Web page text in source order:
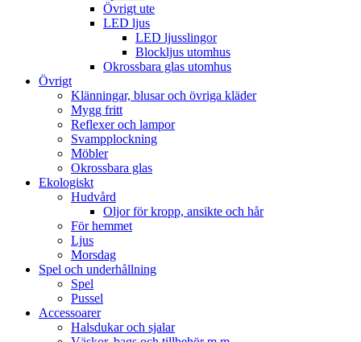
Övrigt ute
LED ljus
LED ljusslingor
Blockljus utomhus
Okrossbara glas utomhus
Övrigt
Klänningar, blusar och övriga kläder
Mygg fritt
Reflexer och lampor
Svampplockning
Möbler
Okrossbara glas
Ekologiskt
Hudvård
Oljor för kropp, ansikte och hår
För hemmet
Ljus
Morsdag
Spel och underhållning
Spel
Pussel
Accessoarer
Halsdukar och sjalar